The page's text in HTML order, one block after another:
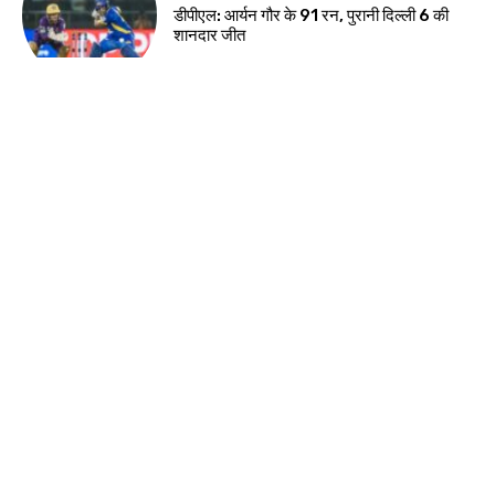
डीपीएल: आर्यन गौर के 91 रन, पुरानी दिल्ली 6 की
शानदार जीत